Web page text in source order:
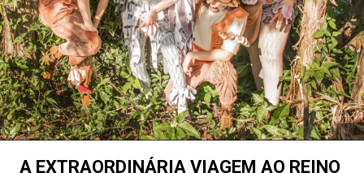
A EXTRAORDINÁRIA VIAGEM AO REINO